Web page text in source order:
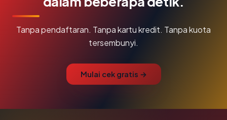
Tanpa pendaftaran. Tanpa kartu kredit. Tanpa kuota
tersembunyi.
Mulai cek gratis →